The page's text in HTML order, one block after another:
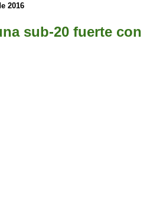
2016
sub-20 fuerte con